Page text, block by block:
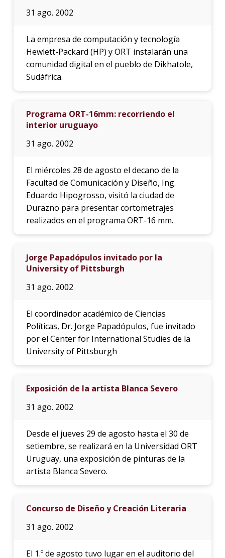
31 ago. 2002
La empresa de computación y tecnología
Hewlett-Packard (HP) y ORT instalarán una
comunidad digital en el pueblo de Dikhatole,
Sudáfrica.
Programa ORT-16mm: recorriendo el
interior uruguayo
31 ago. 2002
El miércoles 28 de agosto el decano de la
Facultad de Comunicación y Diseño, Ing.
Eduardo Hipogrosso, visitó la ciudad de
Durazno para presentar cortometrajes
realizados en el programa ORT-16 mm.
Jorge Papadópulos invitado por la
University of Pittsburgh
31 ago. 2002
El coordinador académico de Ciencias
Políticas, Dr. Jorge Papadópulos, fue invitado
por el Center for International Studies de la
University of Pittsburgh
Exposición de la artista Blanca Severo
31 ago. 2002
Desde el jueves 29 de agosto hasta el 30 de
setiembre, se realizará en la Universidad ORT
Uruguay, una exposición de pinturas de la
artista Blanca Severo.
Concurso de Diseño y Creación Literaria
31 ago. 2002
El 1.º de agosto tuvo lugar en el auditorio del